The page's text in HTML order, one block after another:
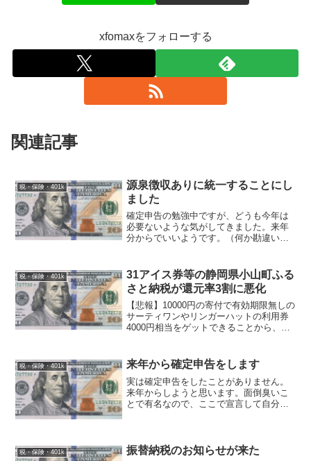
xfomaxをフォローする
関連記事
税・保険・401k
源泉徴収ありに統一することにし
ました
確定申告の勉強中ですが、どうも今年は
必要ないような気がしてきました。来年
分からでいいようです。（何か勘違いし
対象にならず。株に関してもメインのSBI
は源泉徴収ありの...
税・保険・401k
31アイス券等の静岡県小山町ふる
さと納税が還元率3割に悪化
【悲報】10000円の寄付で有効期限無しの
サーティワンやリンガーハットの利用券
4000円相当をゲットできることから、ふ
月1日より返礼割合を3割に下げることを
表明ヽ(`...
税・保険・401k 来年から確定申告をします
実は確定申告をしたことがありません。
来年からしようと思います。面倒臭いこ
とで有名なので、ここで宣言して自分へ
思って頑張ります。 決断...
税・保険・401k 振替納税のお知らせが来た